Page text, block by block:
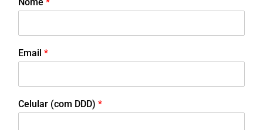
Email *
Celular (com DDD) *